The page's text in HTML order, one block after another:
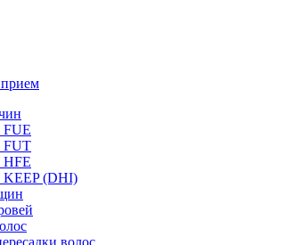
FUE
FUT
HFE
KEEP (DHI)
волос